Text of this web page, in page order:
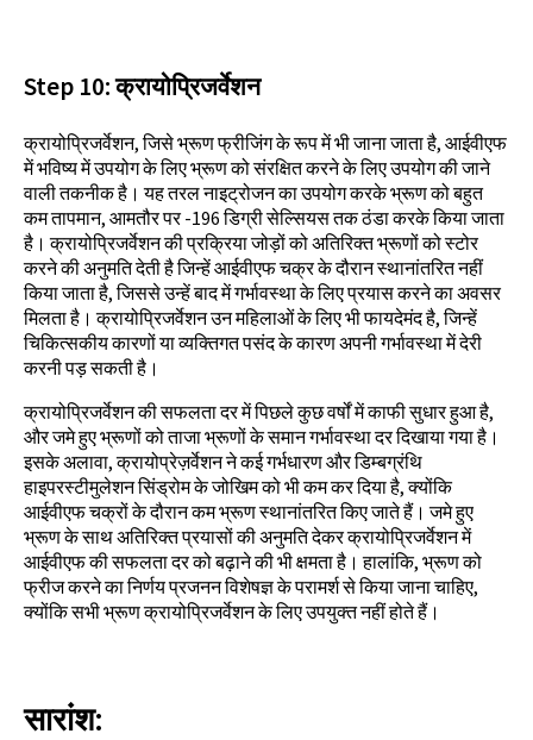
Step 10:क्रायोप्रिजर्वेशन
क्रायोप्रिजर्वेशन, जिसे भ्रूण फ्रीजिंग के रूप में भी जाना जाता है, आईवीएफ
में भविष्य में उपयोग के लिए भ्रूण को संरक्षित करने के लिए उपयोग की जाने
वाली तकनीक है। यह तरल नाइट्रोजन का उपयोग करके भ्रूण को बहुत
कम तापमान, आमतौर पर -196 डिग्री सेल्सियस तक ठंडा करके किया जाता
है। क्रायोप्रिजर्वेशन की प्रक्रिया जोड़ों को अतिरिक्त भ्रूणों को स्टोर
करने की अनुमति देती है जिन्हें आईवीएफ चक्र के दौरान स्थानांतरित नहीं
किया जाता है, जिससे उन्हें बाद में गर्भावस्था के लिए प्रयास करने का अवसर
मिलता है। क्रायोप्रिजर्वेशन उन महिलाओं के लिए भी फायदेमंद है, जिन्हें
चिकित्सकीय कारणों या व्यक्तिगत पसंद के कारण अपनी गर्भावस्था में देरी
करनी पड़ सकती है।
क्रायोप्रिजर्वेशन की सफलता दर में पिछले कुछ वर्षों में काफी सुधार हुआ है,
और जमे हुए भ्रूणों को ताजा भ्रूणों के समान गर्भावस्था दर दिखाया गया है।
इसके अलावा, क्रायोप्रेज़र्वेशन ने कई गर्भधारण और डिम्बग्रंथि
हाइपरस्टीमुलेशन सिंड्रोम के जोखिम को भी कम कर दिया है, क्योंकि
आईवीएफ चक्रों के दौरान कम भ्रूण स्थानांतरित किए जाते हैं। जमे हुए
भ्रूण के साथ अतिरिक्त प्रयासों की अनुमति देकर क्रायोप्रिजर्वेशन में
आईवीएफ की सफलता दर को बढ़ाने की भी क्षमता है। हालांकि, भ्रूण को
फ्रीज करने का निर्णय प्रजनन विशेषज्ञ के परामर्श से किया जाना चाहिए,
क्योंकि सभी भ्रूण क्रायोप्रिजर्वेशन के लिए उपयुक्त नहीं होते हैं।
सारांश: